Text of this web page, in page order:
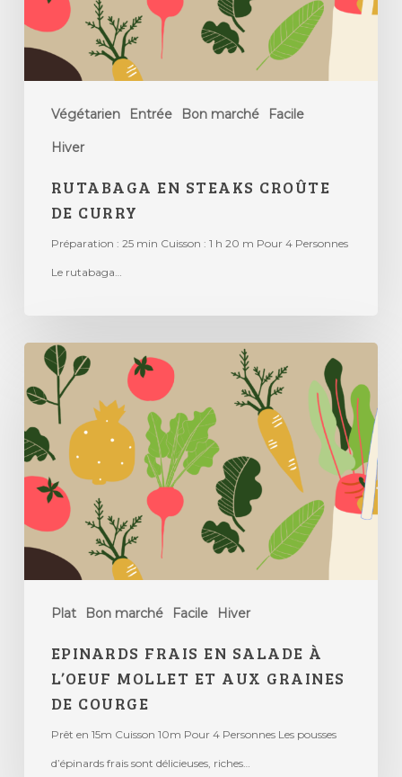
Végétarien Entrée Bon marché Facile
Hiver
RUTABAGA EN STEAKS CROÛTE
DE CURRY
Préparation : 25 min Cuisson : 1 h 20 m Pour 4 Personnes
Le rutabaga…
Plat Bon marché Facile Hiver
EPINARDS FRAIS EN SALADE À
L’OEUF MOLLET ET AUX GRAINES
DE COURGE
Prêt en 15m Cuisson 10m Pour 4 Personnes Les pousses
d’épinards frais sont délicieuses, riches…